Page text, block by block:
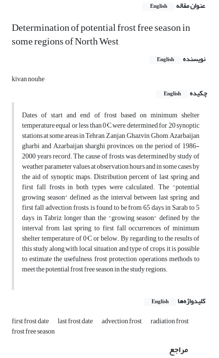
عنوان مقاله English
Determination of potential frost free season in
some regions of North West
نویسنده English
kivan nouhe
چکیده
English
Dates of start and end of frost based on minimum shelter
temperature equal or less than 0°C were determined for 20 synoptic
stations at some areas in Tehran, Zanjan, Ghazvin, Ghom, Azarbaijan
gharbi and Azarbaijan sharghi provinces, on the period of 1986-
2000 years record. The cause of frosts was determined by study of
weather parameter values at observation hours and in some cases by
the aid of synoptic maps. Distribution percent of last spring and
first fall frosts in both types were calculated. The "potential
growing season" defined as the interval between last spring and
first fall advection frosts, is found to be from 65 days in Sarab to 5
days in Tabriz longer than the "growing season" defined by the
interval from last spring to first fall occurrences of minimum
shelter temperature of 0°C or below. By regarding to the results of
this study along with local situation and type of crops, it is possible
to estimate the usefulness frost protection operations methods to
meet the potential frost free season in the study regions.
کلیدواژه‌ها English
first frost date last frost date advection frost radiation frost
frost free season
مراجع